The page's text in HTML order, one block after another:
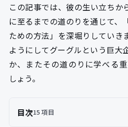
この記事では、彼の生い立ちか
に至るまでの道のりを通じて、
ための方法」を深堀りしていき
ようにしてグーグルという巨大
か、またその道のりに学べる
しょう。
目次15 項目